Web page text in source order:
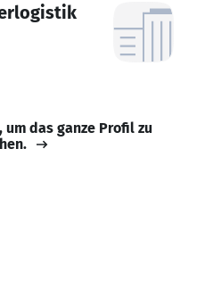
um das ganze Profil zu